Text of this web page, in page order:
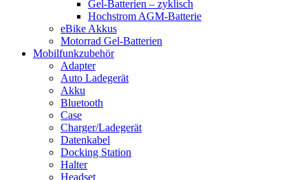
Gel-Batterien – zyklisch
Hochstrom AGM-Batterie
eBike Akkus
Motorrad Gel-Batterien
Mobilfunkzubehör
Adapter
Auto Ladegerät
Akku
Bluetooth
Case
Charger/Ladegerät
Datenkabel
Docking Station
Halter
Headset